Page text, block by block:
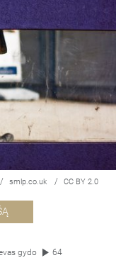
/ smlp.co.uk / CC BY 2.0
gydo 64